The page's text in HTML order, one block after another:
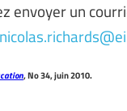
envoyer un
, No 34, juin 2010.